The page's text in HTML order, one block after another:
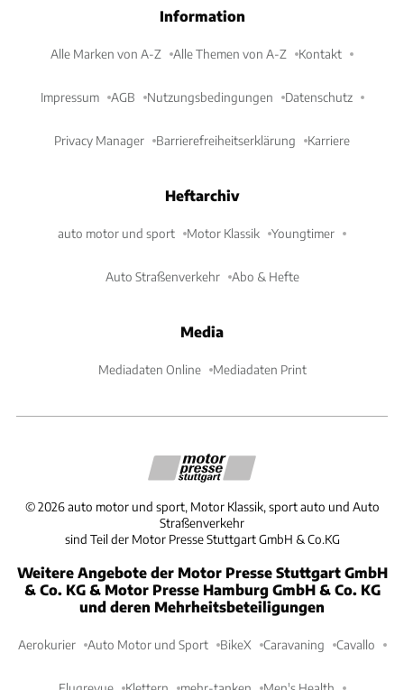
Information
Alle Marken von A-Z Alle Themen von A-Z Kontakt
Impressum AGB Nutzungsbedingungen Datenschutz
Privacy Manager Barrierefreiheitserklärung Karriere
Heftarchiv
auto motor und sport Motor Klassik Youngtimer
Auto Straßenverkehr Abo & Hefte
Media
Mediadaten Online Mediadaten Print
©2026 auto motor und sport, Motor Klassik, sport auto und Auto
Straßenverkehr
sind Teil der Motor Presse Stuttgart GmbH & Co.KG
Weitere Angebote der Motor Presse Stuttgart GmbH
& Co. KG & Motor Presse Hamburg GmbH & Co. KG
und deren Mehrheitsbeteiligungen
Aerokurier Auto Motor und Sport BikeX Caravaning Cavallo